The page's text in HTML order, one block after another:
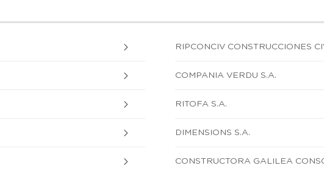
RIPCONCIV CONSTRUCCIONES
COMPANIA VERDU S.A.
RITOFA S.A.
DIMENSIONS S.A.
CONSTRUCTORA GALILEA